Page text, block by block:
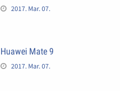
2017. Mar. 07.
Huawei Mate 9
2017. Mar. 07.